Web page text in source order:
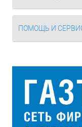
ПОМОЩЬ И